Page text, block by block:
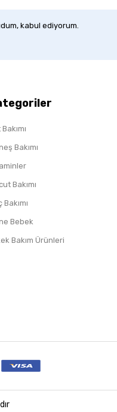
kabul ediyorum.
Bakımı
Bakımı
Bakımı
Bebek
Bakım Ürünleri